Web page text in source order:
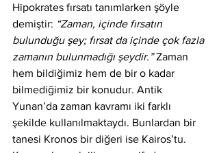
Hipokrates fırsatı tanımlarken şöyle
demiştir: “Zaman, içinde fırsatın
bulunduğu şey; fırsat da içinde çok fazla
zamanın bulunmadığı şeydir.” Zaman
hem bildiğimiz hem de bir o kadar
bilmediğimiz bir konudur. Antik
Yunan’da zaman kavramı iki farklı
şekilde kullanılmaktaydı. Bunlardan bir
tanesi Kronos bir diğeri ise Kairos’tu.